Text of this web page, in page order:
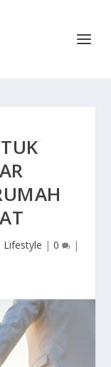
Lifestyle | 0 |